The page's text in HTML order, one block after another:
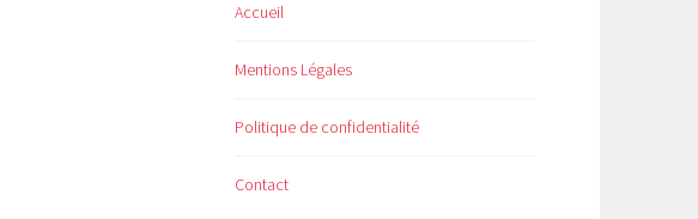
Accueil
Mentions Légales
Politique de confidentialité
Contact